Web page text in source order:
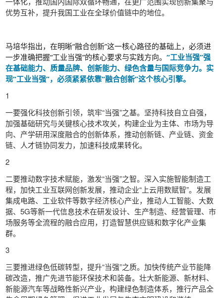
优势互补，提升我国工业在全球价值链中的地位。
马培华指出，在明晰“融合创新”这一核心路径的基础上，必须进
一步准确把握“工业当强”的核心要求与实践方向。“工业当强”强
在基础能力、质量品牌、创新能力、绿色含量与国际竞争力。实
现“工业当强”，必须紧紧依靠“融合创新”这个核心引擎。
1
一要强化科技创新引领，筑牢“当强”之基。坚持科技自立自强，
加强基础研究与关键核心技术攻关，构建企业为主体、市场为导
向、产学研用深度融合的创新体系，推动创新链、产业链、资金
链、人才链协同发力，加速科技成果转化。
2
二要推动数字技术赋能，激发“当强”之智。深入实施智能制造工
程，加快工业互联网创新发展，推动企业“上云用数赋智”。发展
集成电路、工业软件等数字经济核心产业，推动人工智能、大数
据、5G等新一代信息技术在研发设计、生产制造、经营管理、市
场服务等全流程的融合应用，打造智慧供应链和数字化产业集
群。
3
三要推进绿色低碳转型，提升“当强”之质。加快传统产业节能降
碳改造，推广先进节能环保技术和装备。壮大新能源、新材料、
新能源汽车等战略性新兴产业，构建绿色制造体系，推行产品全